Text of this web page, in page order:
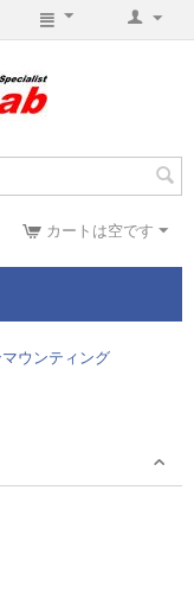
カートは空です
ウンティング